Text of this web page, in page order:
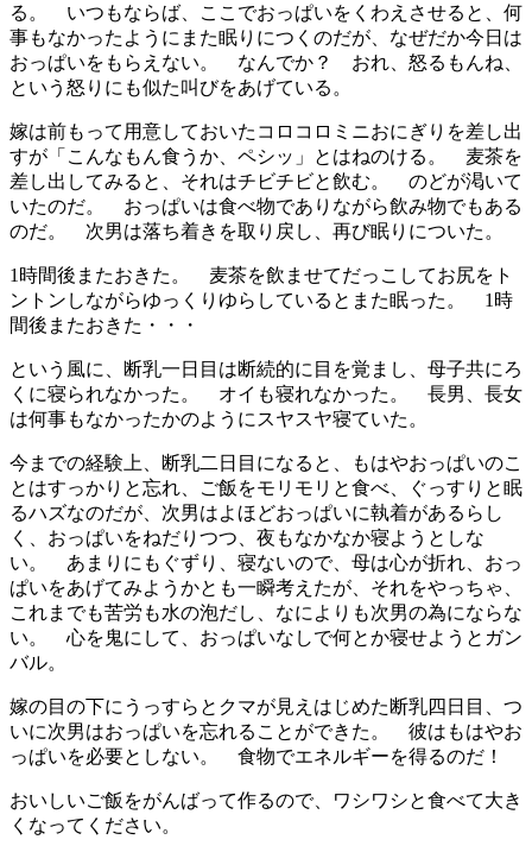
る。 いつもならば、ここでおっぱいをくわえさせると、何
事もなかったようにまた眠りにつくのだが、なぜだか今日は
おっぱいをもらえない。 なんでか？ おれ、怒るもんね、
という怒りにも似た叫びをあげている。
嫁は前もって用意しておいたコロコロミニおにぎりを差し出
すが「こんなもん食うか、ペシッ」とはねのける。 麦茶を
差し出してみると、それはチビチビと飲む。 のどが渇いて
いたのだ。 おっぱいは食べ物でありながら飲み物でもある
のだ。 次男は落ち着きを取り戻し、再び眠りについた。
1時間後またおきた。 麦茶を飲ませてだっこしてお尻をト
ントンしながらゆっくりゆらしているとまた眠った。 1時
間後またおきた・・・
という風に、断乳一日目は断続的に目を覚まし、母子共にろ
くに寝られなかった。 オイも寝れなかった。 長男、長女
は何事もなかったかのようにスヤスヤ寝ていた。
今までの経験上、断乳二日目になると、もはやおっぱいのこ
とはすっかりと忘れ、ご飯をモリモリと食べ、ぐっすりと眠
るハズなのだが、次男はよほどおっぱいに執着があるらし
く、おっぱいをねだりつつ、夜もなかなか寝ようとしな
い。 あまりにもぐずり、寝ないので、母は心が折れ、おっ
ぱいをあげてみようかとも一瞬考えたが、それをやっちゃ、
これまでも苦労も水の泡だし、なによりも次男の為にならな
い。 心を鬼にして、おっぱいなしで何とか寝せようとガン
バル。
嫁の目の下にうっすらとクマが見えはじめた断乳四日目、つ
いに次男はおっぱいを忘れることができた。 彼はもはやお
っぱいを必要としない。 食物でエネルギーを得るのだ！
おいしいご飯をがんばって作るので、ワシワシと食べて大き
くなってください。